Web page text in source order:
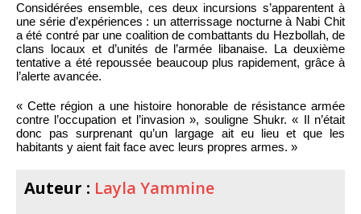
Considérées ensemble, ces deux incursions s’apparentent à
une série d’expériences : un atterrissage nocturne à Nabi Chit
a été contré par une coalition de combattants du Hezbollah, de
clans locaux et d’unités de l’armée libanaise. La deuxième
tentative a été repoussée beaucoup plus rapidement, grâce à
l’alerte avancée.
« Cette région a une histoire honorable de résistance armée
contre l’occupation et l’invasion », souligne Shukr. « Il n’était
donc pas surprenant qu’un largage ait eu lieu et que les
habitants y aient fait face avec leurs propres armes. »
Auteur : Layla Yammine